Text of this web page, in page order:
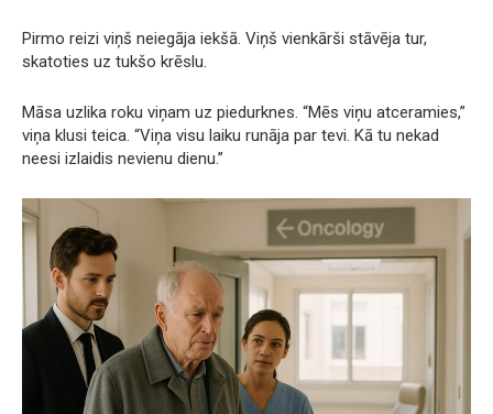
Pirmo reizi viņš neiegāja iekšā. Viņš vienkārši stāvēja tur,
skatoties uz tukšo krēslu.
Māsa uzlika roku viņam uz piedurknes. “Mēs viņu atceramies,”
viņa klusi teica. “Viņa visu laiku runāja par tevi. Kā tu nekad
neesi izlaidis nevienu dienu.”